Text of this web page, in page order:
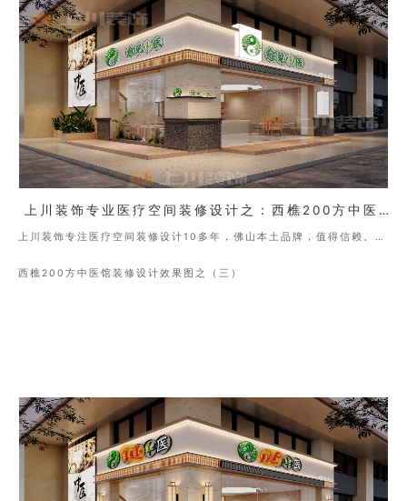
上川装饰专业医疗空间装修设计之：西樵200方中医馆装修设计效果图（三）
上川装饰专注医疗空间装修设计10多年，佛山本土品牌，值得信赖。地
西樵200方中医馆装修设计效果图之（三）